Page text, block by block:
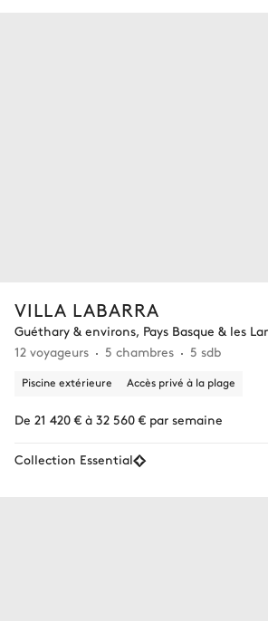
VILLA LABARRA
Guéthary & environs, Pays Basque & les
12 voyageurs
5 chambres 5 sdb
Piscine extérieure Accès privé à la plage
De 21 420 € à 32 560 € par semaine
Collection Essential